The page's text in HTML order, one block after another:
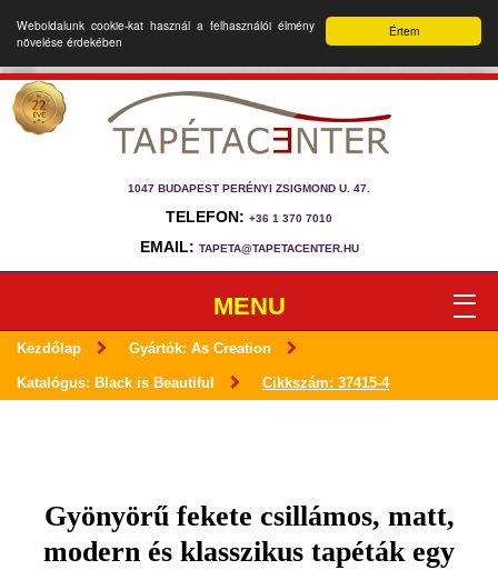
Értem
Weboldalunk cookie-kat használ a felhasználói élmény
növelése érdekében
1047 BUDAPEST PERÉNYI ZSIGMOND U. 47.
TELEFON: +36 1 370 7010
EMAIL: TAPETA@TAPETACENTER.HU
MENU
Kezdőlap Gyártók: As Creation
Katalógus: Black is Beautiful Cikkszám: 37415-4
Gyönyörű fekete csillámos, matt,
modern és klasszikus tapéták egy